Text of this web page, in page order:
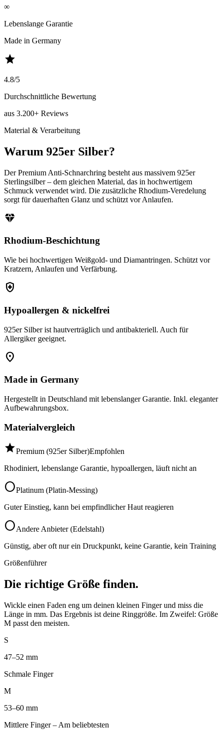
∞
Lebenslange Garantie
Made in Germany
star
4.8/5
Durchschnittliche Bewertung
aus 3.200+ Reviews
Material & Verarbeitung
Warum 925er Silber?
Der Premium Anti-Schnarchring besteht aus massivem 925er
Sterlingsilber – dem gleichen Material, das in hochwertigem
Schmuck verwendet wird. Die zusätzliche Rhodium-Veredelung
sorgt für dauerhaften Glanz und schützt vor Anlaufen.
diamond
Rhodium-Beschichtung
Wie bei hochwertigen Weißgold- und Diamantringen. Schützt vor
Kratzern, Anlaufen und Verfärbung.
health_and_safety
Hypoallergen & nickelfrei
925er Silber ist hautverträglich und antibakteriell. Auch für
Allergiker geeignet.
location_on
Made in Germany
Hergestellt in Deutschland mit lebenslanger Garantie. Inkl. eleganter
Aufbewahrungsbox.
Materialvergleich
starPremium (925er Silber)Empfohlen
Rhodiniert, lebenslange Garantie, hypoallergen, läuft nicht an
circlePlatinum (Platin-Messing)
Guter Einstieg, kann bei empfindlicher Haut reagieren
circleAndere Anbieter (Edelstahl)
Günstig, aber oft nur ein Druckpunkt, keine Garantie, kein Training
Größenführer
Die richtige Größe finden.
Wickle einen Faden eng um deinen kleinen Finger und miss die
Länge in mm. Das Ergebnis ist deine Ringgröße. Im Zweifel: Größe
M passt den meisten.
S
47–52 mm
Schmale Finger
M
53–60 mm
Mittlere Finger – Am beliebtesten